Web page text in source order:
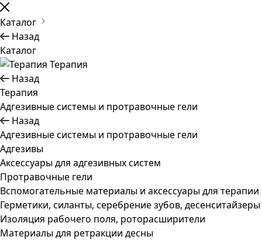
Каталог
Назад
Каталог
Терапия
Назад
Терапия
Адгезивные системы и протравочные гели
Назад
Адгезивные системы и протравочные гели
Адгезивы
Аксессуары для адгезивных систем
Протравочные гели
Вспомогательные материалы и аксессуары для терапии
Герметики, силанты, серебрение зубов, десенситайзеры
Изоляция рабочего поля, роторасширители
Материалы для ретракции десны